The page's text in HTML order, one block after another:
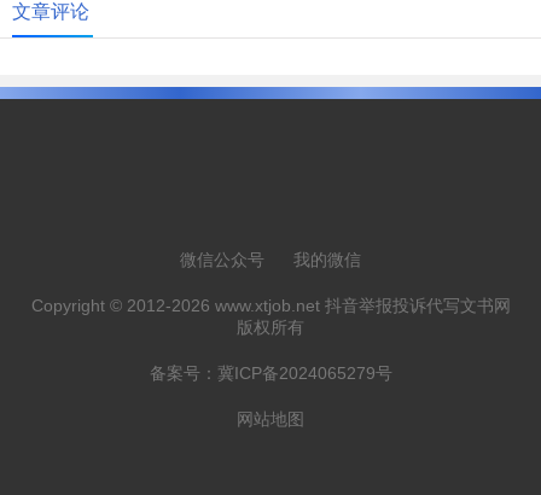
文章评论
微信公众号 我的微信
Copyright © 2012-2026 www.xtjob.net 抖音举报投诉代写文书网
版权所有
备案号： 冀ICP备2024065279号
网站地图